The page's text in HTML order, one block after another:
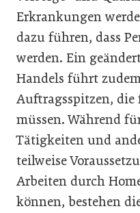
Erkrankungen
dazu führen, dass
werden. Ein
Handels führt
Auftragsspitzen, die
müssen. Während
Tätigkeiten und
teilweise
Arbeiten durch
können, bestehen